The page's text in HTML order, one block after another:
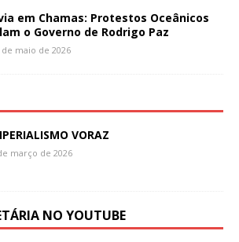
em Chamas: Protestos Oceânicos
o Governo de Rodrigo Paz
de maio de 2026
VORAZ
março de 2026
NO YOUTUBE